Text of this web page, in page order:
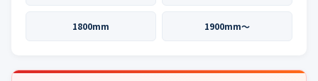
1800mm 1900mm〜